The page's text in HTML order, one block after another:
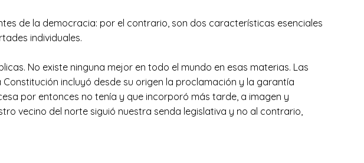
de la democracia: por el contrario, son dos características esenciales
individuales.
No existe ninguna mejor en todo el mundo en esas materias. Las
incluyó desde su origen la proclamación y la garantía
por entonces no tenía y que incorporó más tarde, a imagen y
vecino del norte siguió nuestra senda legislativa y no al contrario,